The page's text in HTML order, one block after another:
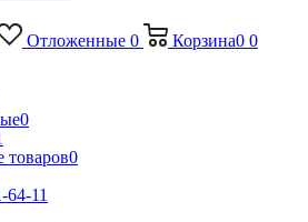
Отложенные 0 Корзина0 0
0
товаров0
64-11